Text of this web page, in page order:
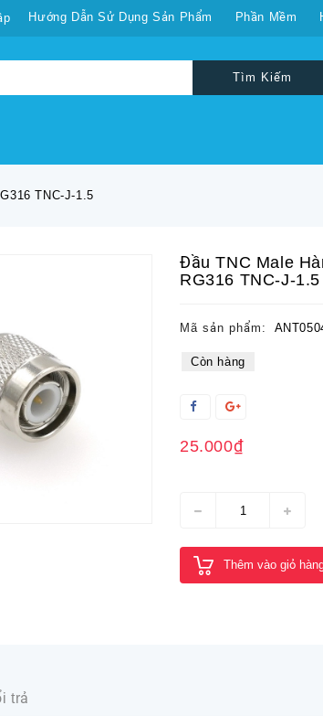
Hướng Dẫn Sử Dụng Sản Phẩm Phần Mềm
Tìm Kiếm
TNC-J-1.5
Đầu TNC Male
RG316 TNC-J-1.5
Mã sản phẩm:
Còn hàng
25.000₫
Thêm vào giỏ
trả